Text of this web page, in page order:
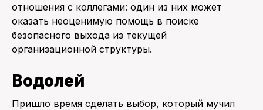
отношения с коллегами: один из них может
оказать неоценимую помощь в поиске
безопасного выхода из текущей
организационной структуры.
Водолей
Пришло время сделать выбор, который мучил